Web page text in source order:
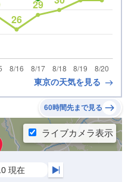
東京の天気を見る
60時間先まで見る